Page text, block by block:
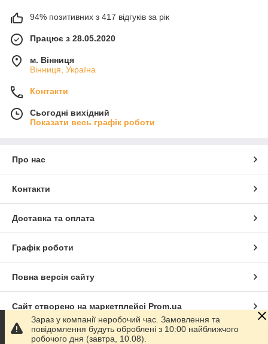
94% позитивних з 417 відгуків за рік
Працює з 28.05.2020
м. Вінниця
Вінниця, Україна
Контакти
Сьогодні вихідний
Показати весь графік роботи
Про нас
Контакти
Доставка та оплата
Графік роботи
Повна версія сайту
Сайт створено на маркетплейсі Prom.ua
Політика конфіденційності
Зараз у компанії неробочий час. Замовлення та
повідомлення будуть оброблені з 10:00 найближчого
робочого дня (завтра, 10.08).